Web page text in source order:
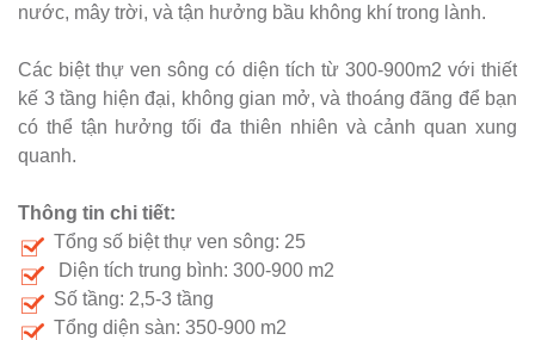
nước, mây trời, và tận hưởng bầu không khí trong lành.
Các biệt thự ven sông có diện tích từ 300-900m2 với thiết
kế 3 tầng hiện đại, không gian mở, và thoáng đãng để bạn
có thể tận hưởng tối đa thiên nhiên và cảnh quan xung
quanh.
Thông tin chi tiết:
Tổng số biệt thự ven sông: 25
Diện tích trung bình: 300-900 m2
Số tầng: 2,5-3 tầng
Tổng diện sàn: 350-900 m2